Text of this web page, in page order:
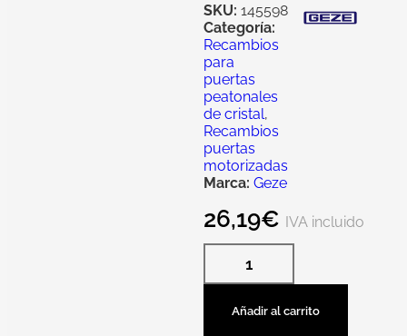
SKU: 145598
Categoría:
Recambios
para
puertas
peatonales
de cristal,
Recambios
puertas
motorizadas
Marca: Geze
26,19€ IVA incluido
Añadir al carrito